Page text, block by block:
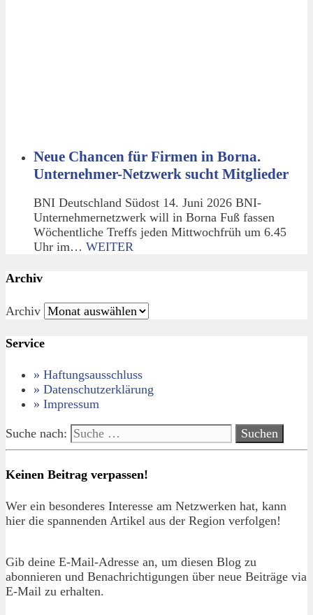
Neue Chancen für Firmen in Borna.
Unternehmer-Netzwerk sucht Mitglieder
BNI Deutschland Südost 14. Juni 2026 BNI-
Unternehmernetzwerk will in Borna Fuß fassen
Wöchentliche Treffs jeden Mittwochfrüh um 6.45
Uhr im… WEITER
Archiv
Archiv
Service
» Haftungsausschluss
» Datenschutzerklärung
» Impressum
Suche nach:
Keinen Beitrag verpassen!
Wer ein besonderes Interesse am Netzwerken hat, kann
hier die spannenden Artikel aus der Region verfolgen!
Gib deine E-Mail-Adresse an, um diesen Blog zu
abonnieren und Benachrichtigungen über neue Beiträge via
E-Mail zu erhalten.